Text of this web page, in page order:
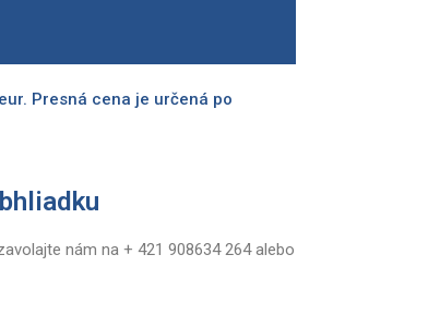
Presná cena je určená po
nám na + 421 908634 264 alebo